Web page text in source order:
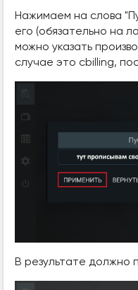
Нажимаем на слова
его (обязательно на
можно указать
случае это cbilling,
В результате должно